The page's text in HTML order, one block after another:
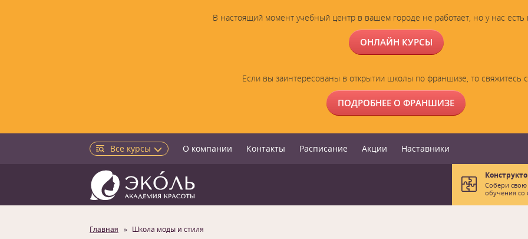
В настоящий момент учебный центр в вашем городе не работает, но у нас есть
ОНЛАЙН КУРСЫ
Если вы заинтересованы в открытии школы по франшизе, то свяжитесь
ПОДРОБНЕЕ О ФРАНШИЗЕ
Все курсы О компании Контакты Расписание Акции Наставники
Собери
обучения со
Главная Школа моды и стиля